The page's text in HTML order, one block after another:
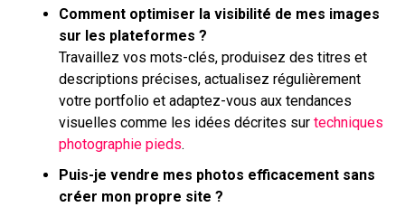
Comment optimiser la visibilité de mes images
sur les plateformes ?
Travaillez vos mots-clés, produisez des titres et
descriptions précises, actualisez régulièrement
votre portfolio et adaptez-vous aux tendances
visuelles comme les idées décrites sur techniques
photographie pieds.
Puis-je vendre mes photos efficacement sans
créer mon propre site ?